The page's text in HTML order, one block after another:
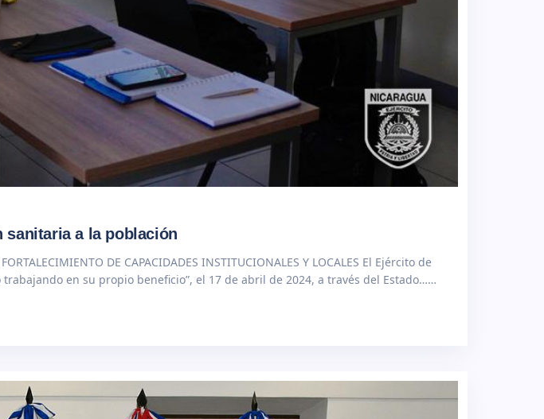
brindar atención sanitaria a la población
DE CAPACIDADES INSTITUCIONALES Y LOCALES El Ejército de
en su propio beneficio”, el 17 de abril de 2024, a través del Estado…